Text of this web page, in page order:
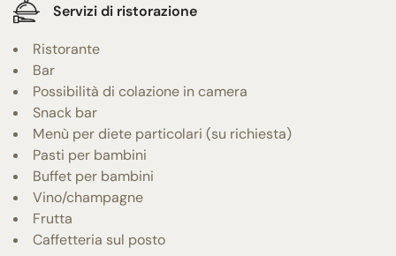
Servizi di ristorazione
Ristorante
Bar
Possibilità di colazione in camera
Snack bar
Menù per diete particolari (su richiesta)
Pasti per bambini
Buffet per bambini
Vino/champagne
Frutta
Caffetteria sul posto